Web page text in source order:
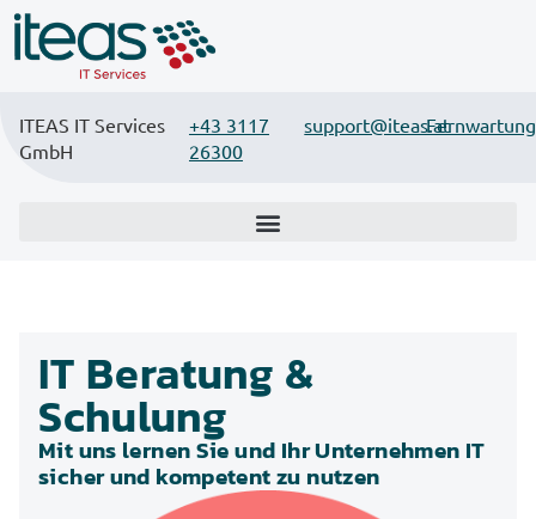
ITEAS IT Services
GmbH
+43 3117
26300
support@iteas.atFernwartung
IT Beratung &
Schulung
Mit uns lernen Sie und Ihr Unternehmen IT
sicher und kompetent zu nutzen